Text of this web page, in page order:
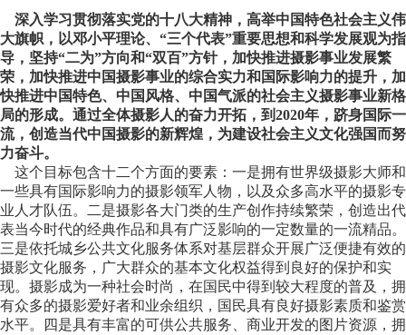
深入学习贯彻落实党的十八大精神，高举中国特色社会主义伟
大旗帜，以邓小平理论、“三个代表”重要思想和科学发展观为指
导，坚持“二为”方向和“双百”方针，加快推进摄影事业发展繁
荣，加快推进中国摄影事业的综合实力和国际影响力的提升，加
快推进中国特色、中国风格、中国气派的社会主义摄影事业新格
局的形成。通过全体摄影人的奋力开拓，到2020年，跻身国际一
流，创造当代中国摄影的新辉煌，为建设社会主义文化强国而努
力奋斗。
这个目标包含十二个方面的要素：一是拥有世界级摄影大师和
一些具有国际影响力的摄影领军人物，以及众多高水平的摄影专
业人才队伍。二是摄影各大门类的生产创作持续繁荣，创造出代
表当今时代的经典作品和具有广泛影响的一定数量的一流精品。
三是依托城乡公共文化服务体系对基层群众开展广泛便捷有效的
摄影文化服务，广大群众的基本文化权益得到良好的保护和实
现。摄影成为一种社会时尚，在国民中得到较大程度的普及，拥
有众多的摄影爱好者和业余组织，国民具有良好摄影素质和鉴赏
水平。四是具有丰富的可供公共服务、商业开发的图片资源，拥